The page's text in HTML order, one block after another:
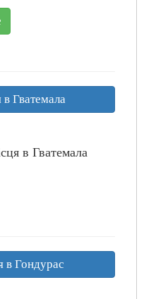
в Гватемала
в Гватемала
в Гондурас